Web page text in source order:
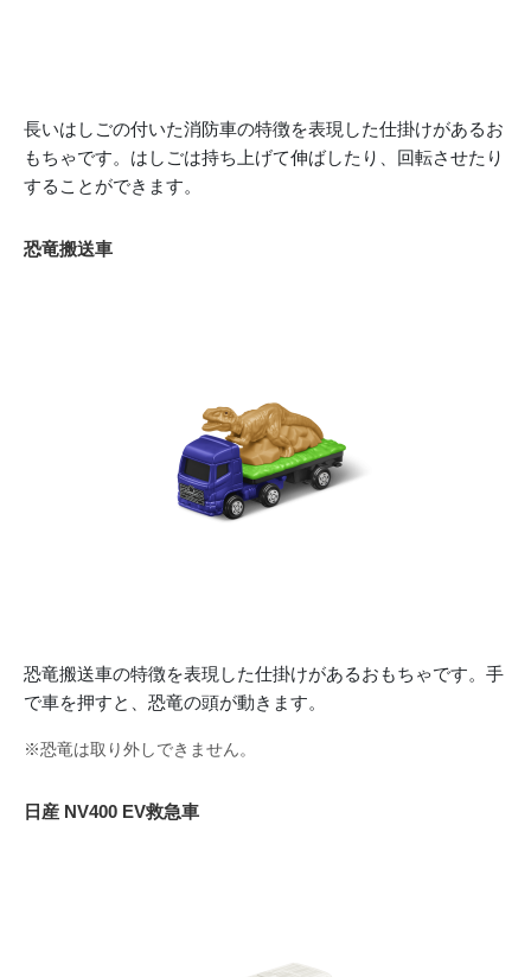
長いはしごの付いた消防車の特徴を表現した仕掛けがあるお
もちゃです。はしごは持ち上げて伸ばしたり、回転させたり
することができます。
恐竜搬送車
恐竜搬送車の特徴を表現した仕掛けがあるおもちゃです。手
で車を押すと、恐竜の頭が動きます。
※恐竜は取り外しできません。
日産 NV400 EV救急車